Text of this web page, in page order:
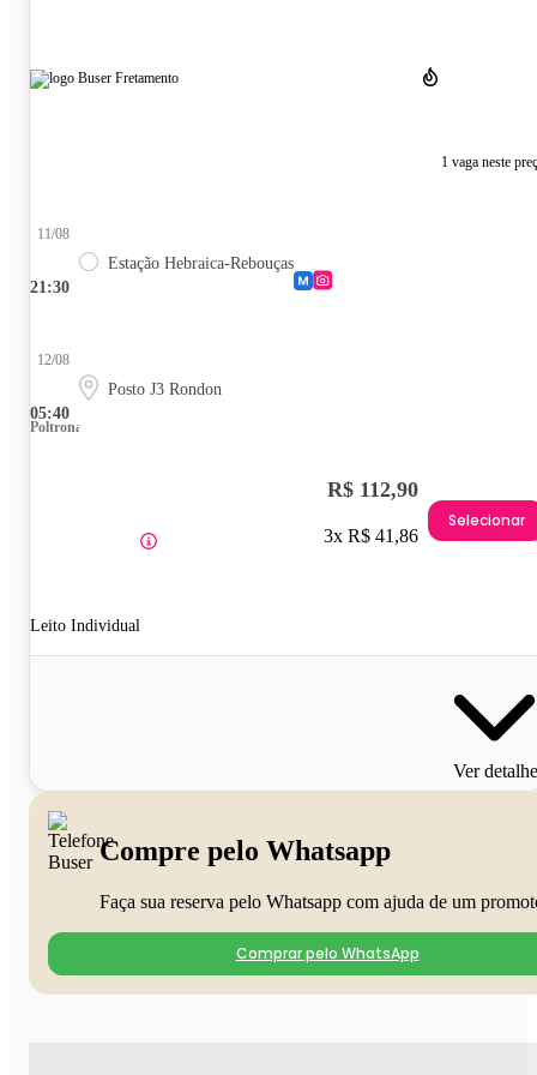
1 vaga neste
21:30
11/08
Estação Hebraica-Rebouças
05:40
12/08
Posto J3 Rondon
Poltrona
Leito Individual
R$ 112,90
3x R$ 41,86
Selecionar
Ver
Compre pelo Whatsapp
Faça sua reserva pelo Whatsapp com ajuda de um
Comprar pelo WhatsApp